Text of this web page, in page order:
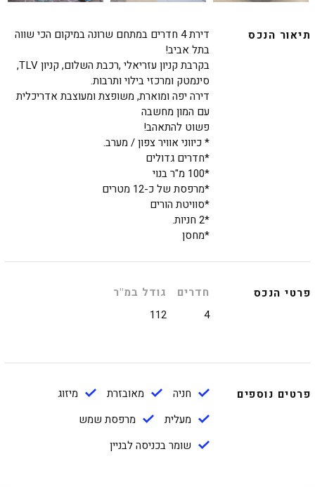
תיאור הנכס
דירת 4 חדרים במתחם שרונה במיקום הכי שווה
בתל אביב!
בקרבת קניון עזריאלי ,רכבת השלום, קניון TLV,
סינמטק ומרכזי בילוי ותרבות.
דירה יפה ומוארת, משופצת ומעוצבת אדריכלית
עם המון מחשבה
פשוט להתאהב!
* כיווני אוויר צפון / מערב.
*חדרים גדולים
*100 מ"ר בנוי
*מרפסת של כ-12 מטרים
*סוויטת הורים
*2 חניות.
*מחסן
פרטי הנכס
חדרים
4
גודל במ"ר
112
פרטים נוספים חניה מאובזרת
מיזוג
מעלית
מרפסת שמש
שומר בכניסה לבניין